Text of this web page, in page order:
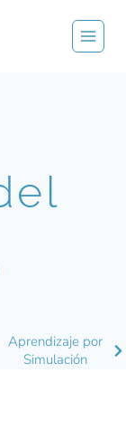
Aprendizaje por
Simulación